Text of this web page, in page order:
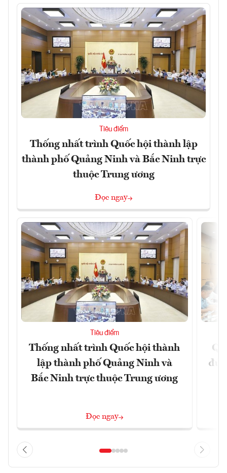
Tiêu điểm
Thống nhất trình Quốc hội thành lập
thành phố Quảng Ninh và Bắc Ninh trực
thuộc Trung ương
Đọc ngay
Tiêu điểm
Thống nhất trình Quốc hội thành
lập thành phố Quảng Ninh và
Bắc Ninh trực thuộc Trung ương
Đọc ngay
đủ